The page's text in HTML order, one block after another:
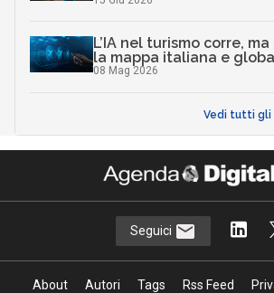
L’IA nel turismo corre,
la mappa italiana e
08 Mag 2026
Vedi tutti gli
Seguici
About Autori Tags Rss Feed